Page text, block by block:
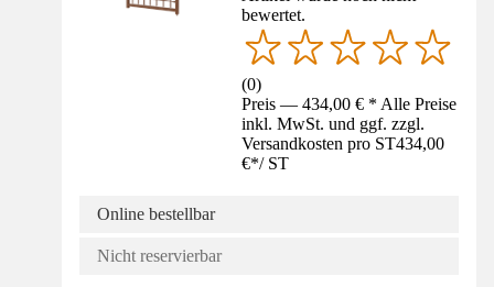
bewertet.
(0)
Preis — 434,00 € * Alle Preise
inkl. MwSt. und ggf. zzgl.
Versandkosten pro ST434,00
€*/ ST
Online bestellbar
Nicht reservierbar